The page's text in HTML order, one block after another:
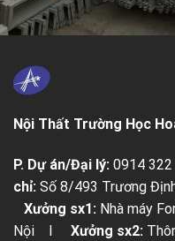
Nội Thất Trường Học
P. Dự án/Đại lý: 0914
chỉ: Số 8/493 Trương
Xưởng sx1: Nhà máy
Nội I Xưởng sx2: